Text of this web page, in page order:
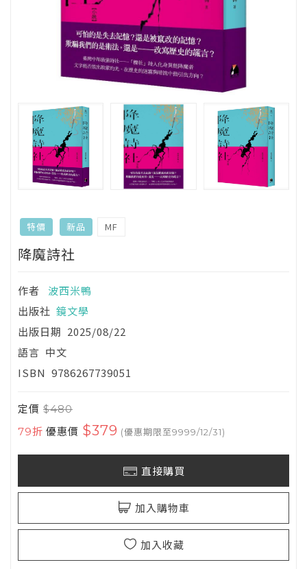
特價 新品 MF
降魔詩社
作者
波西米鴨
出版社 鏡文學
出版日期 2025/08/22
語言 中文
ISBN 9786267739051
定價 $480
79折 優惠價 $379 (優惠期限至9999/12/31)
直接購買
加入購物車
加入收藏